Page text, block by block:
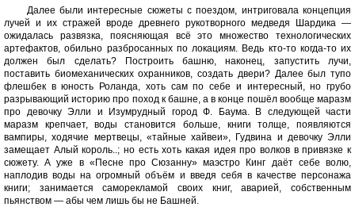
Далее были интересные сюжеты с поездом, интриговала концепция
лучей и их стражей вроде древнего рукотворного медведя Шардика —
ожидалась развязка, поясняющая всё это множество технологических
артефактов, обильно разбросанных по локациям. Ведь кто-то когда-то их
должен был сделать? Построить башню, наконец, запустить лучи,
поставить биомеханических охранников, создать двери? Далее был тупо
флешбек в юность Роланда, хоть сам по себе и интересный, но грубо
разрывающий историю про поход к башне, а в конце пошёл вообще маразм
про девочку Элли и Изумрудный город Ф. Баума. В следующей части
маразм крепчает, воды становится больше, книги толще, появляются
вампиры, ходячие мертвецы, «тайные хайвеи», Гудвина и девочку Элли
замещает Алый король..; но есть хоть какая идея про волков в привязке к
сюжету. А уже в «Песне про Сюзанну» маэстро Кинг даёт себе волю,
наплодив воды на огромный объём и введя себя в качестве персонажа
книги; занимается саморекламой своих книг, аварией, собственным
пьянством — абы чем лишь бы не Башней.